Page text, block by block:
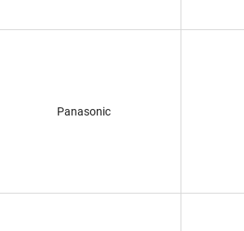
Panasonic